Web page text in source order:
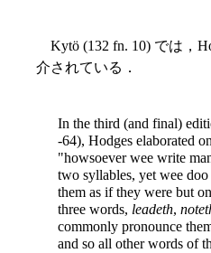
Kytö (132 fn. 10) では，
介されている．
In the third (and final)
-64), Hodges elaborated
"howsoever wee write
two syllables, yet wee
them as if they were but
three words, leadeth,
commonly pronounce
and so all other words of